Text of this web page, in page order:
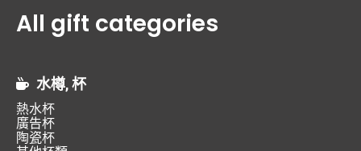
All gift categories
水樽, 杯
熱水杯
廣告杯
陶瓷杯